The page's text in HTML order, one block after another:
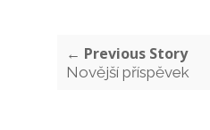
← Previous Story
Novější příspěvek